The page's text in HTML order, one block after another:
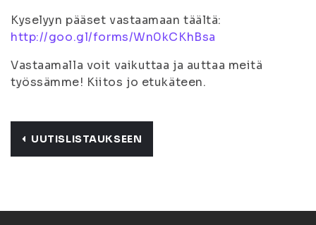
Kyselyyn pääset vastaamaan täältä:
http://goo.gl/forms/Wn0kCKhBsa
Vastaamalla voit vaikuttaa ja auttaa meitä
työssämme! Kiitos jo etukäteen.
UUTISLISTAUKSEEN